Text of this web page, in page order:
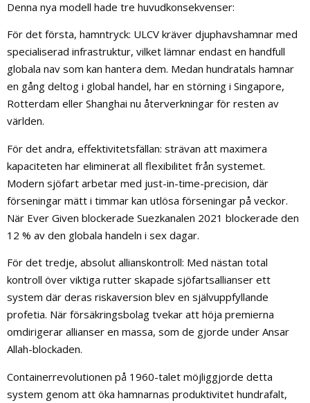
Denna nya modell hade tre huvudkonsekvenser:
För det första, hamntryck: ULCV kräver djuphavshamnar med
specialiserad infrastruktur, vilket lämnar endast en handfull
globala nav som kan hantera dem. Medan hundratals hamnar
en gång deltog i global handel, har en störning i Singapore,
Rotterdam eller Shanghai nu återverkningar för resten av
världen.
För det andra, effektivitetsfällan: strävan att maximera
kapaciteten har eliminerat all flexibilitet från systemet.
Modern sjöfart arbetar med just-in-time-precision, där
förseningar mätt i timmar kan utlösa förseningar på veckor.
När Ever Given blockerade Suezkanalen 2021 blockerade den
12 % av den globala handeln i sex dagar.
För det tredje, absolut allianskontroll: Med nästan total
kontroll över viktiga rutter skapade sjöfartsallianser ett
system där deras riskaversion blev en självuppfyllande
profetia. När försäkringsbolag tvekar att höja premierna
omdirigerar allianser en massa, som de gjorde under Ansar
Allah-blockaden.
Containerrevolutionen på 1960-talet möjliggjorde detta
system genom att öka hamnarnas produktivitet hundrafalt,